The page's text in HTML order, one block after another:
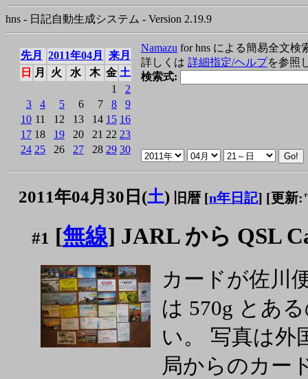
hns - 日記自動生成システム - Version 2.19.9
先月 2011年04月
来月
日
月 火 水 木 金 土
1
2
3
4 5 6 7 8
9
10 11 12 13 14 15 16
17 18 19 20 21 22 23
24 25 26 27 28 29 30
Namazu for hns による簡易全文検
詳しくは 詳細指定/ヘルプを参照
検索式:
2011年04月30日(土) 旧暦 [n年日記] [更新
#1 [無線] JARL から QSL
カードが佐川
は 570g とあ
い。 写真は外
局からのカー